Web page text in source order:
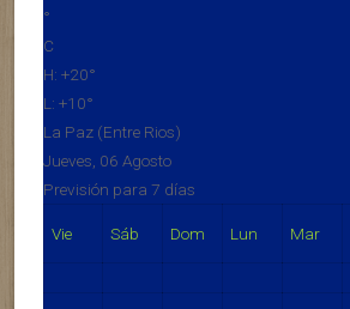
°
C
H: +20°
L: +10°
La Paz (Entre Rios)
Jueves, 06 Agosto
Previsión para 7 días
Vie Sáb Dom Lun Mar